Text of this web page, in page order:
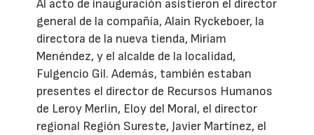
Al acto de inauguración asistieron el director
general de la compañía, Alain Ryckeboer, la
directora de la nueva tienda, Miriam
Menéndez, y el alcalde de la localidad,
Fulgencio Gil. Además, también estaban
presentes el director de Recursos Humanos
de Leroy Merlin, Eloy del Moral, el director
regional Región Sureste, Javier Martínez, el